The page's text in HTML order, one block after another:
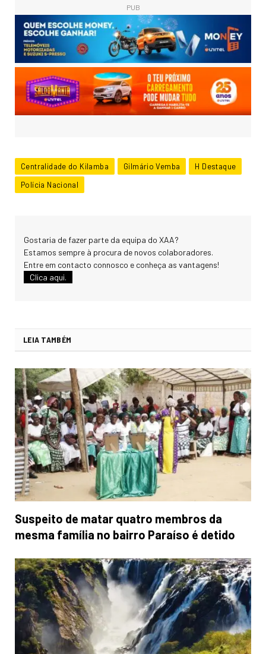
PUB
Centralidade do Kilamba Gilmário Vemba
H Destaque
Polícia Nacional
Gostaria de fazer parte da equipa do XAA?
Estamos sempre à procura de novos colaboradores.
Entre em contacto connosco e conheça as vantagens!
Clica aqui.
LEIA TAMBÉM
Suspeito de matar quatro membros da
mesma família no bairro Paraíso é detido